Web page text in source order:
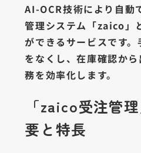
AI-OCR技術により自動
管理システム「zaico」
ができるサービスです
をなくし、在庫確認か
務を効率化します。
「zaico受注管
要と特長